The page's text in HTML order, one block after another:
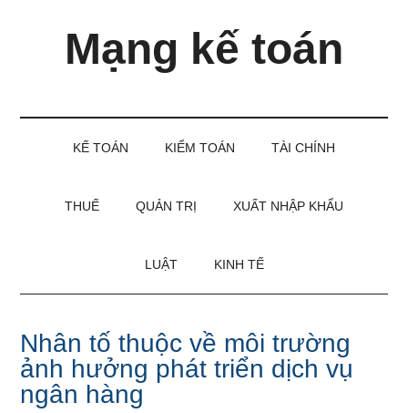
Mạng kế toán
KẾ TOÁN KIỂM TOÁN TÀI CHÍNH
THUẾ QUẢN TRỊ XUẤT NHẬP KHẨU
LUẬT KINH TẾ
Nhân tố thuộc về môi trường
ảnh hưởng phát triển dịch vụ
ngân hàng